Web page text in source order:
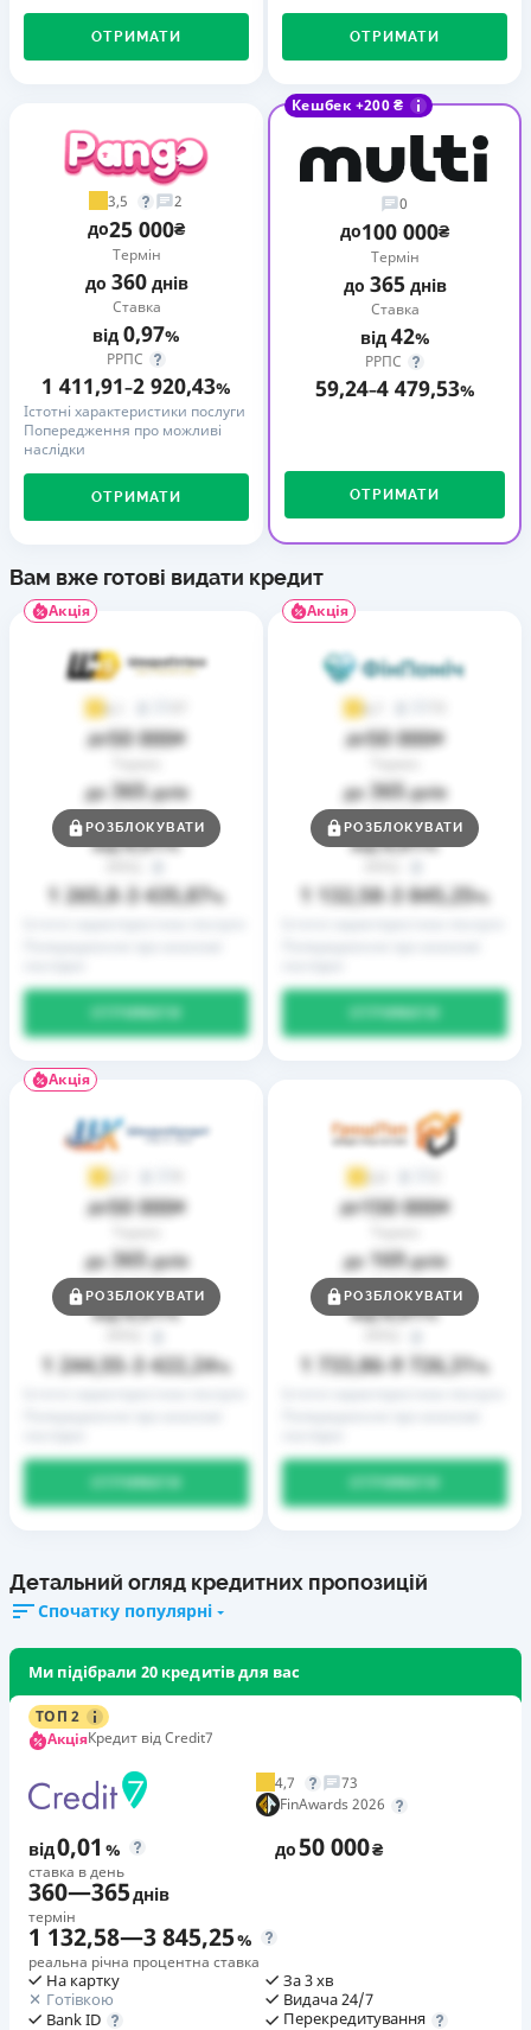
ОТРИМАТИ ОТРИМАТИ
3,5 2
до25 000₴
Термін
до 360днів
Ставка
від 0,97%
РРПС
1 411,91–2 920,43%
Істотні характеристики послуги
Попередження про можливі
наслідки
ОТРИМАТИ
Кешбек +200 ₴
0
до100 000₴
Термін
до 365днів
Ставка
від 42%
РРПС
59,24–4 479,53%
ОТРИМАТИ
Вам вже готові видати кредит
Акція
4,1
до50 000₴
до 365днів
Ставка
від0,01%
1 265,8 3 435,87%
РОЗБЛОКУВАТИ
Акція
4,7
до50 000₴
до 365днів
Ставка
від0,01%
1 132,58 3 845,25%
РОЗБЛОКУВАТИ
Акція
3,7
до50 000₴
до 365днів
Ставка
від0,01%
1 244,55– 3 422,24%
ОТРИМАТИ
РОЗБЛОКУВАТИ
3,9
до150 000₴
до 169днів
Ставка
від0,01%
1 733,86– 9 726,31%
ОТРИМАТИ
РОЗБЛОКУВАТИ
Детальний огляд кредитних пропозицій
Спочатку популярні
Ми підібрали 20 кредитів для вас
ТОП 2
АкціяКредит від Credit7
4,7
73
FinAwards 2026
від0,01 %
ставка в день
до50 000₴
360—365днів
термін
1 132,58—3 845,25%
реальна річна процентна ставка
На картку
Готівкою
Bank ID
За 3 хв
Видача 24/7
Перекредитування